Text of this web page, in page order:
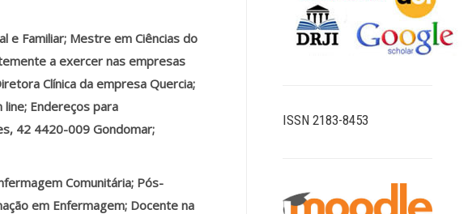
e Familiar; Mestre em Ciências do
a exercer nas empresas
Clínica da empresa Quercia;
Endereços para
42 4420-009 Gondomar;
Comunitária; Pós-
em Enfermagem; Docente na
ISSN 2183-8453